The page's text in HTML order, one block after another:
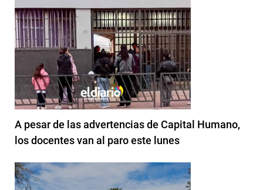
A pesar de las advertencias de Capital Humano,
los docentes van al paro este lunes